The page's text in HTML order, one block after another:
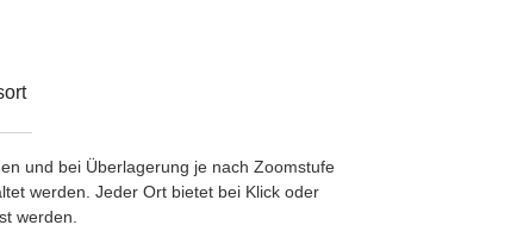
und bei Überlagerung je nach Zoomstufe
werden. Jeder Ort bietet bei Klick oder
werden.